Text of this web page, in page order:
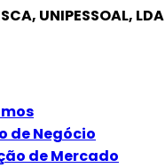
UNIPESSOAL, LDA
de Negócio
de Mercado